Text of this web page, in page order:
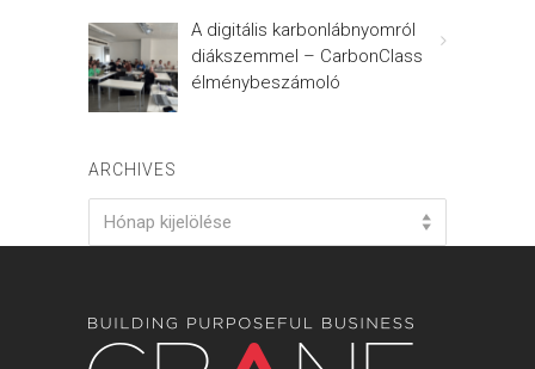
A digitális karbonlábnyomról
diákszemmel – CarbonClass
élménybeszámoló
ARCHIVES
Hónap kijelölése